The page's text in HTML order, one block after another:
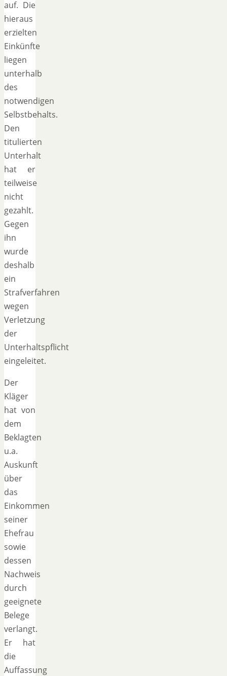
auf. Die
hieraus
erzielten
Einkünfte
liegen
unterhalb
des
notwendigen
Selbstbehalts.
Den
titulierten
Unterhalt
hat er
teilweise
nicht
gezahlt.
Gegen
ihn
wurde
deshalb
ein
Strafverfahren
wegen
Verletzung
der
Unterhaltspflicht
eingeleitet.
Der
Kläger
hat von
dem
Beklagten
u.a.
Auskunft
über
das
Einkommen
seiner
Ehefrau
sowie
dessen
Nachweis
durch
geeignete
Belege
verlangt.
Er hat
die
Auffassung